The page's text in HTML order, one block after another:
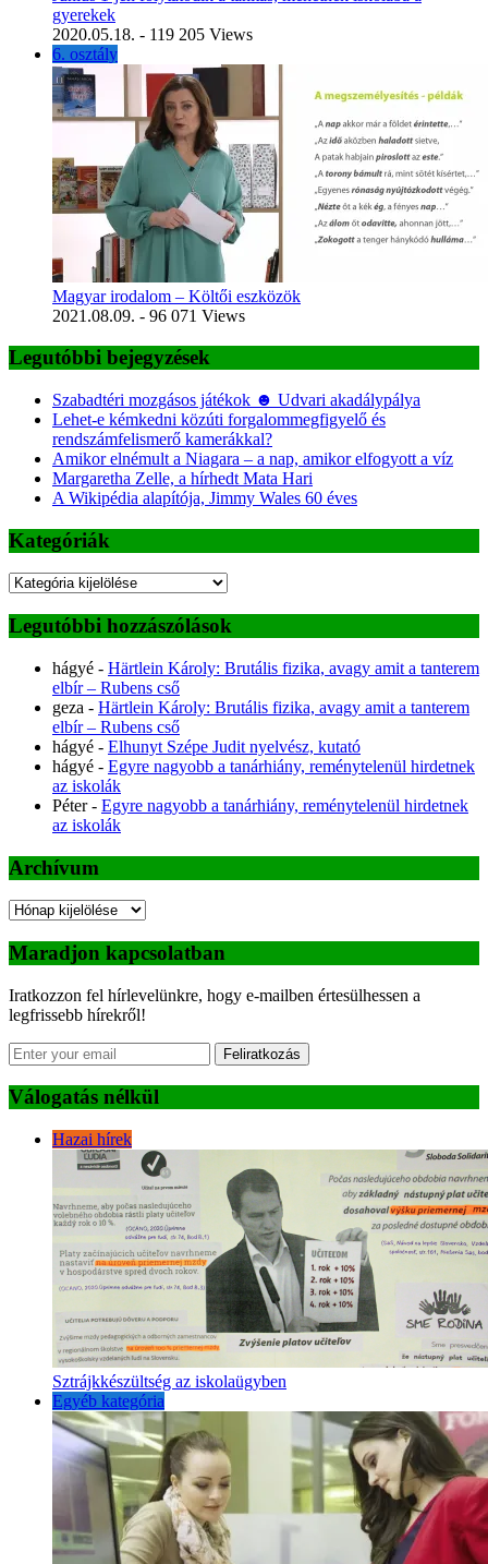
gyerekek
2020.05.18. - 119 205 Views
6. osztály
Magyar irodalom – Költői eszközök
2021.08.09. - 96 071 Views
Legutóbbi bejegyzések
Szabadtéri mozgásos játékok ☻ Udvari akadálypálya
Lehet-e kémkedni közúti forgalommegfigyelő és
rendszámfelismerő kamerákkal?
Amikor elnémult a Niagara – a nap, amikor elfogyott a víz
Margaretha Zelle, a hírhedt Mata Hari
A Wikipédia alapítója, Jimmy Wales 60 éves
Kategóriák
Kategóriák
Legutóbbi hozzászólások
hágyé - Härtlein Károly: Brutális fizika, avagy amit a tanterem
elbír – Rubens cső
geza - Härtlein Károly: Brutális fizika, avagy amit a tanterem
elbír – Rubens cső
hágyé - Elhunyt Szépe Judit nyelvész, kutató
hágyé - Egyre nagyobb a tanárhiány, reménytelenül hirdetnek
az iskolák
Péter- Egyre nagyobb a tanárhiány, reménytelenül hirdetnek
az iskolák
Archívum
Archívum
Maradjon kapcsolatban
Iratkozzon fel hírlevelünkre, hogy e-mailben értesülhessen a
legfrissebb hírekről!
Feliratkozás
Válogatás nélkül
Hazai hírek
Sztrájkkészültség az iskolaügyben
Egyéb kategória